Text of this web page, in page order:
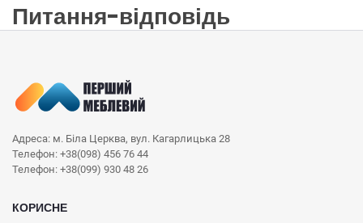
Питання-відповідь
Адреса: м. Біла Церква, вул. Кагарлицька 28
Телефон: +38(098) 456 76 44
Телефон: +38(099) 930 48 26
КОРИСНЕ